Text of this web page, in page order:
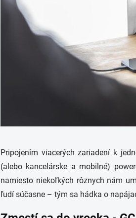
Pripojením viacerých zariadení k
(alebo kancelárske a mobilné)
namiesto niekoľkých rôznych nám
ľudí súčasne – tým sa hádka o